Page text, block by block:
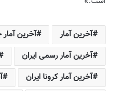
آخرین آمار
آخرین آمار
آخرین آمار رسمی ایران
آخرین آمار کرونا ایران